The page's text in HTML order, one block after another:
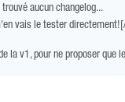
aucun changelog...
vais le tester
la v1, pour ne proposer que